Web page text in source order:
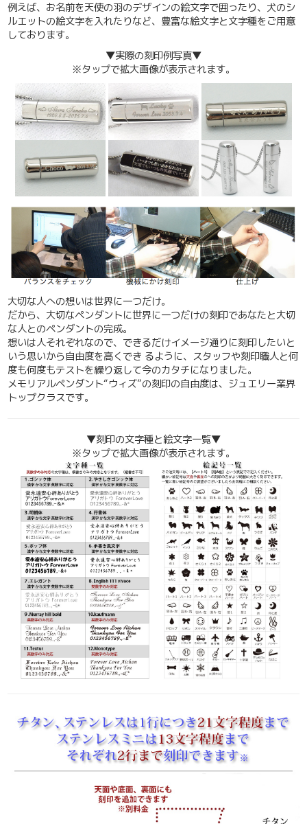
例えば、お名前を天使の羽のデザインの絵文字で囲ったり、犬のシ
ルエットの絵文字を入れたりなど、豊富な絵文字と文字種をご用意
しております。
▼実際の刻印例写真▼
※タップで拡大画像が表示されます。
大切な人への想いは世界に一つだけ。
だから、大切なペンダントに世界に一つだけの刻印であなたと大切
な人とのペンダントの完成。
想いは人それぞれなので、できるだけイメージ通りに刻印したいと
いう思いから自由度を高くでき るように、スタッフや刻印職人と何
度も何度もテストを繰り返して今のカタチになりました。
メモリアルペンダント“ウィズ”の刻印の自由度は、ジュエリー業界
トップクラスです。
▼刻印の文字種と絵文字一覧▼
※タップで拡大画像が表示されます。